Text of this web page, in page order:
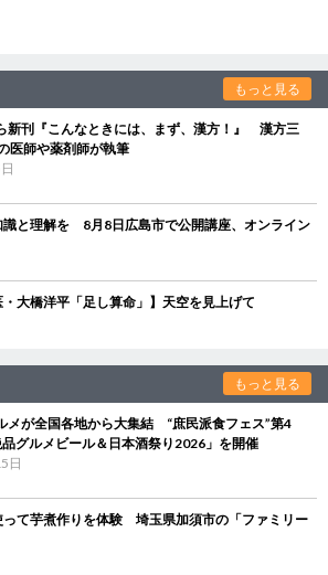
もっと見る
新刊『こんなときには、まず、漢方！』 漢方三
医師や薬剤師が執筆
識と理解を 8月8日広島市で公開講座、オンライン
・大橋洋平「足し算命」】天空を見上げて
もっと見る
メが全国各地から大集結 “庶民派食フェス”第4
グルメビール＆日本酒祭り2026」を開催
日
って芋煮作りを体験 埼玉県加須市の「ファミリー